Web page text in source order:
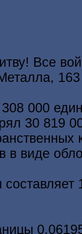
Все
000
30 819
в виде